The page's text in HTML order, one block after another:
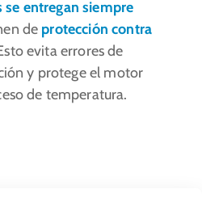
se entregan siempre
de protección contra
evita errores de
y protege el motor
de temperatura.